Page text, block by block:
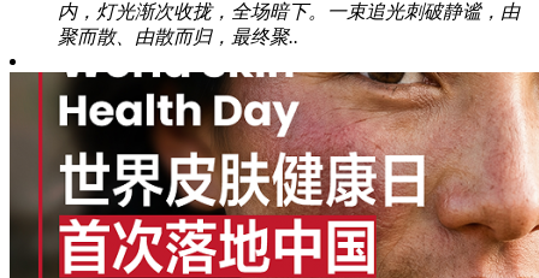
内，灯光渐次收拢，全场暗下。一束追光刺破静谧，由
聚而散、由散而归，最终聚..